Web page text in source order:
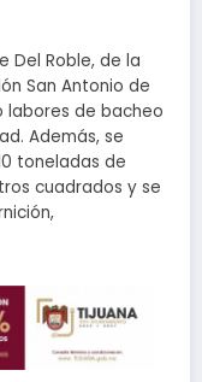
Del Roble, de la
San Antonio de
labores de bacheo
Además, se
toneladas de
cuadrados y se